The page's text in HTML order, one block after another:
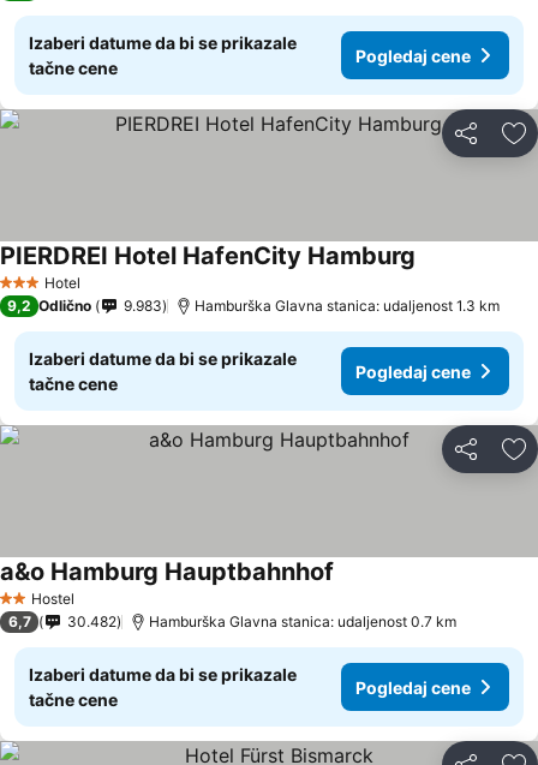
Izaberi datume da bi se prikazale
tačne cene
Pogledaj cene
Deli
3 Zvezdice
Hotel
PIERDREI Hotel HafenCity Hamburg
9,2 Odlično 9.983 Hamburška Glavna stanica: udaljenost 1.3 km
Izaberi datume da bi se prikazale
tačne cene
Pogledaj cene
Deli
2 Zvezdice
Hostel
a&o Hamburg Hauptbahnhof
6,7 30.482 Hamburška Glavna stanica: udaljenost 0.7 km
Izaberi datume da bi se prikazale
tačne cene
Pogledaj cene